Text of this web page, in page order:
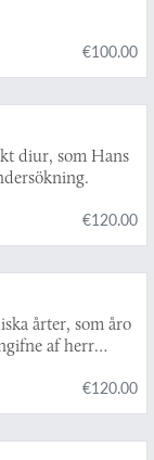
€100.00
diur, som Hans
€120.00
årter, som åro
af herr
€120.00